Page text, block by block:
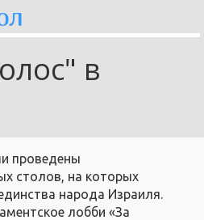
в
проведены
столов, на которых
народа Израиля.
лобби «За